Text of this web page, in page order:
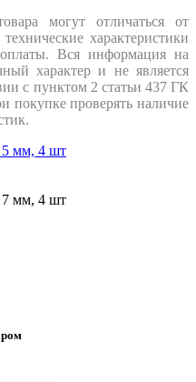
могут отличаться от
характеристики
Вся информация на
характер и не является
с пунктом 2 статьи 437 ГК
покупке проверять наличие
5 мм, 4 шт
7 мм, 4 шт